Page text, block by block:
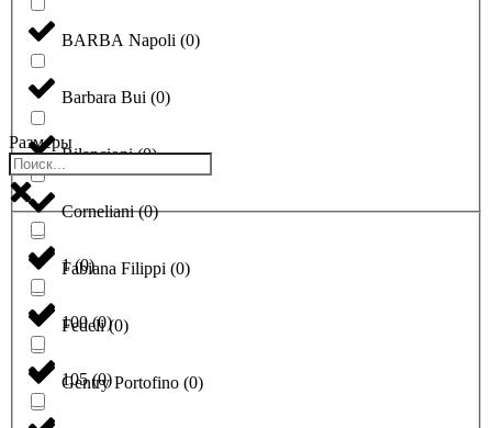
BARBA Napoli (0)
Barbara Bui (0)
Bilancioni (0)
Corneliani (0)
Fabiana Filippi (0)
Fedeli (0)
Gentry Portofino (0)
Размеры
1 (0)
100 (0)
105 (0)